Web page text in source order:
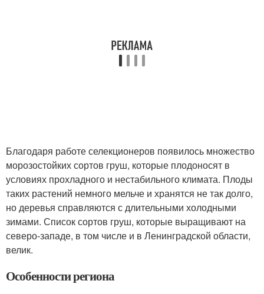
Благодаря работе селекционеров появилось множество
морозостойких сортов груш, которые плодоносят в
условиях прохладного и нестабильного климата. Плоды
таких растений немного мельче и хранятся не так долго,
но деревья справляются с длительными холодными
зимами. Список сортов груш, которые выращивают на
северо-западе, в том числе и в Ленинградской области,
велик.
Особенности региона